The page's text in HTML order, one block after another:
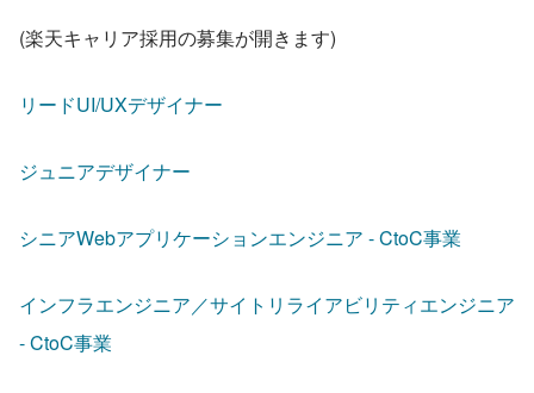
(楽天キャリア採用の募集が開きます)
リードUI/UXデザイナー
ジュニアデザイナー
シニアWebアプリケーションエンジニア - CtoC事業
インフラエンジニア／サイトリライアビリティエンジニア
- CtoC事業